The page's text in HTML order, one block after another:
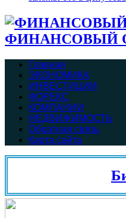
ФИНАНСОВЫЙ
Главная
ЭКОНОМИКА
ИНВЕСТИЦИИ
ФОРЕКС
КОМПАНИИ
НЕДВИЖИМОСТЬ
Обратная связь
Карта сайта